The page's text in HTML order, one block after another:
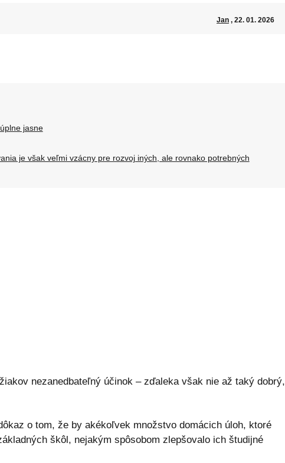
Jan, 22. 01. 2026
jasne
je však veľmi vzácny pre rozvoj iných, ale rovnako potrebných
nezanedbateľný účinok – zďaleka však nie až taký dobrý,
o tom, že by akékoľvek množstvo domácich úloh, ktoré
škôl, nejakým spôsobom zlepšovalo ich študijné